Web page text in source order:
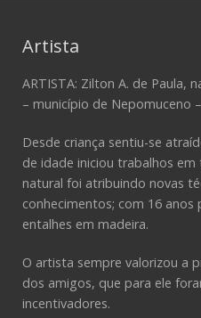
Artista
ARTISTA: Zilton A. de Paula,
– município de Nepomuceno
Desde criança sentiu-se
de idade iniciou trabalhos
natural foi atribuindo novas
conhecimentos; com 16 anos
entalhes em madeira.
O artista sempre valorizou a
dos amigos, que para ele
incentivadores.